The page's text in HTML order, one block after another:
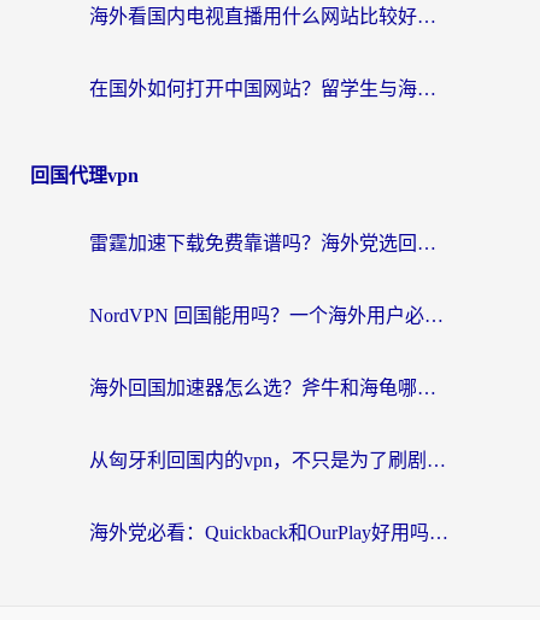
海外看国内电视直播用什么网站比较好？一篇解决你所有追剧难题的实用指南
在国外如何打开中国网站？留学生与海外华人的无缝访问指南
回国代理vpn
雷霆加速下载免费靠谱吗？海外党选回国加速器的避坑指南（附热门工具对比）
NordVPN 回国能用吗？一个海外用户必须面对的真实困境
海外回国加速器怎么选？斧牛和海龟哪个好？一篇帮你避开坑的实用指南
从匈牙利回国内的vpn，不只是为了刷剧那么简单
海外党必看：Quickback和OurPlay好用吗？3分钟选对回国加速器，无缝刷剧玩游戏